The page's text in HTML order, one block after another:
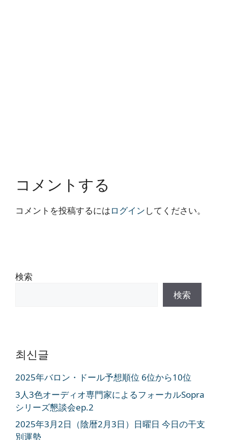
コメントする
コメントを投稿するにはログインしてください。
検索
検索
최신글
2025年バロン・ドール予想順位 6位から10位
3人3色オーディオ専門家によるフォーカルSopra
シリーズ懇談会ep.2
2025年3月2日（陰暦2月3日）日曜日 今日の干支
別運勢